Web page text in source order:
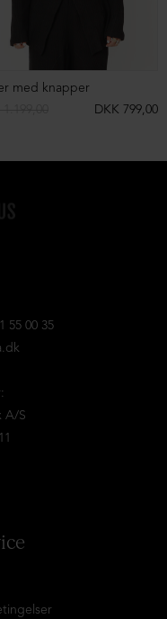
med knapper
DKK 799,00
55 00 35
A/S